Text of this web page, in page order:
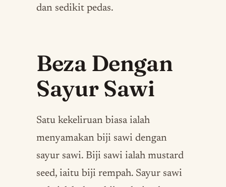
dan sedikit pedas.
Beza Dengan
Sayur Sawi
Satu kekeliruan biasa ialah
menyamakan biji sawi dengan
sayur sawi. Biji sawi ialah mustard
seed, iaitu biji rempah. Sayur sawi